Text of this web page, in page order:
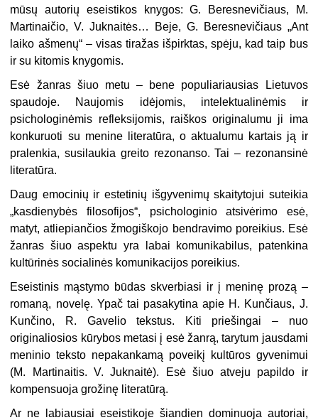
mūsų autorių eseistikos knygos: G. Beresnevičiaus, M.
Martinaičio, V. Juknaitės… Beje, G. Beresnevičiaus „Ant
laiko ašmenų“ – visas tiražas išpirktas, spėju, kad taip bus
ir su kitomis knygomis.
Esė žanras šiuo metu – bene populiariausias Lietuvos
spaudoje. Naujomis idėjomis, intelektualinėmis ir
psichologinėmis refleksijomis, raiškos originalumu ji ima
konkuruoti su menine literatūra, o aktualumu kartais ją ir
pralenkia, susilaukia greito rezonanso. Tai – rezonansinė
literatūra.
Daug emocinių ir estetinių išgyvenimų skaitytojui suteikia
„kasdienybės filosofijos“, psichologinio atsivėrimo esė,
matyt, atliepiančios žmogiškojo bendravimo poreikius. Esė
žanras šiuo aspektu yra labai komunikabilus, patenkina
kultūrinės socialinės komunikacijos poreikius.
Eseistinis mąstymo būdas skverbiasi ir į meninę prozą –
romaną, novelę. Ypač tai pasakytina apie H. Kunčiaus, J.
Kunčino, R. Gavelio tekstus. Kiti priešingai – nuo
originaliosios kūrybos metasi į esė žanrą, tarytum jausdami
meninio teksto nepakankamą poveikį kultūros gyvenimui
(M. Martinaitis. V. Juknaitė). Esė šiuo atveju papildo ir
kompensuoja grožinę literatūrą.
Ar ne labiausiai eseistikoje šiandien dominuoja autoriai,